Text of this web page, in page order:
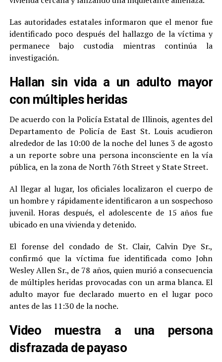
Las autoridades estatales informaron que el menor fue
identificado poco después del hallazgo de la víctima y
permanece bajo custodia mientras continúa la
investigación.
Hallan sin vida a un adulto mayor
con múltiples heridas
De acuerdo con la Policía Estatal de Illinois, agentes del
Departamento de Policía de East St. Louis acudieron
alrededor de las 10:00 de la noche del lunes 3 de agosto
a un reporte sobre una persona inconsciente en la vía
pública, en la zona de North 76th Street y State Street.
Al llegar al lugar, los oficiales localizaron el cuerpo de
un hombre y rápidamente identificaron a un sospechoso
juvenil. Horas después, el adolescente de 15 años fue
ubicado en una vivienda y detenido.
El forense del condado de St. Clair, Calvin Dye Sr.,
confirmó que la víctima fue identificada como John
Wesley Allen Sr., de 78 años, quien murió a consecuencia
de múltiples heridas provocadas con un arma blanca. El
adulto mayor fue declarado muerto en el lugar poco
antes de las 11:30 de la noche.
Video muestra a una persona
disfrazada de payaso